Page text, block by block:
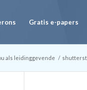
Gratis e-papers
als leidinggevende /